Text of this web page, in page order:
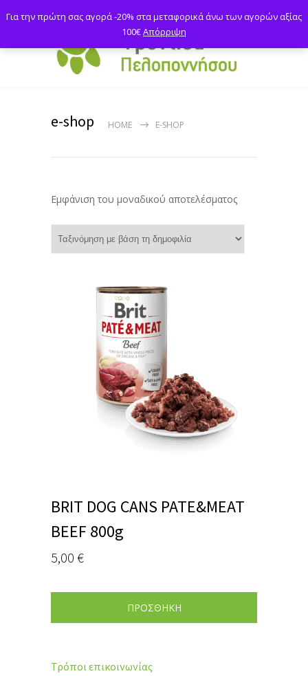
e-shop HOME E-SHOP
Εμφάνιση του μοναδικού αποτελέσματος
BRIT DOG CANS PATE&MEAT
BEEF 800g
5,00 €
ΠΡΟΣΘΗΚΗ
Τρόποι επικοινωνίας
Για την πρώτη σας αγορά -20% στα μεταφορικά άνω των αγορών αξίας
100€Απόρριψη